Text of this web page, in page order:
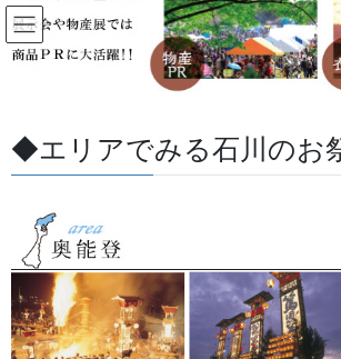
コ
ン
テ
移
動
ナ
ビ
ゲ
ン
に
すべての記事
すべての記事 お祭用品・品目
お祭備品
2019/07/23 / 最終更新日 :
お祭備品と豆知識
お祭りのシーズン到来
◆エリアでみる石川のお